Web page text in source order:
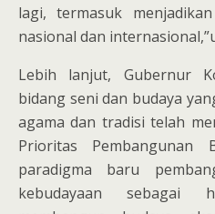
lagi, termasuk
nasional dan
Lebih lanjut, Gubernur
bidang seni dan budaya
agama dan tradisi telah
Prioritas Pembangunan
paradigma baru
kebudayaan sebagai